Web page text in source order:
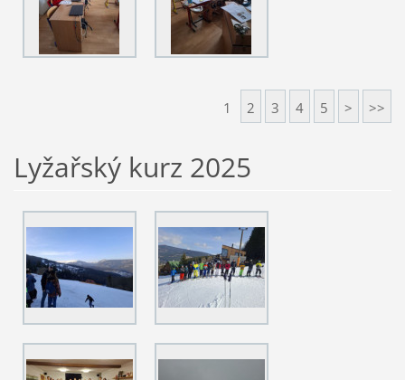
1 2 3 4 5 > >>
Lyžařský kurz 2025